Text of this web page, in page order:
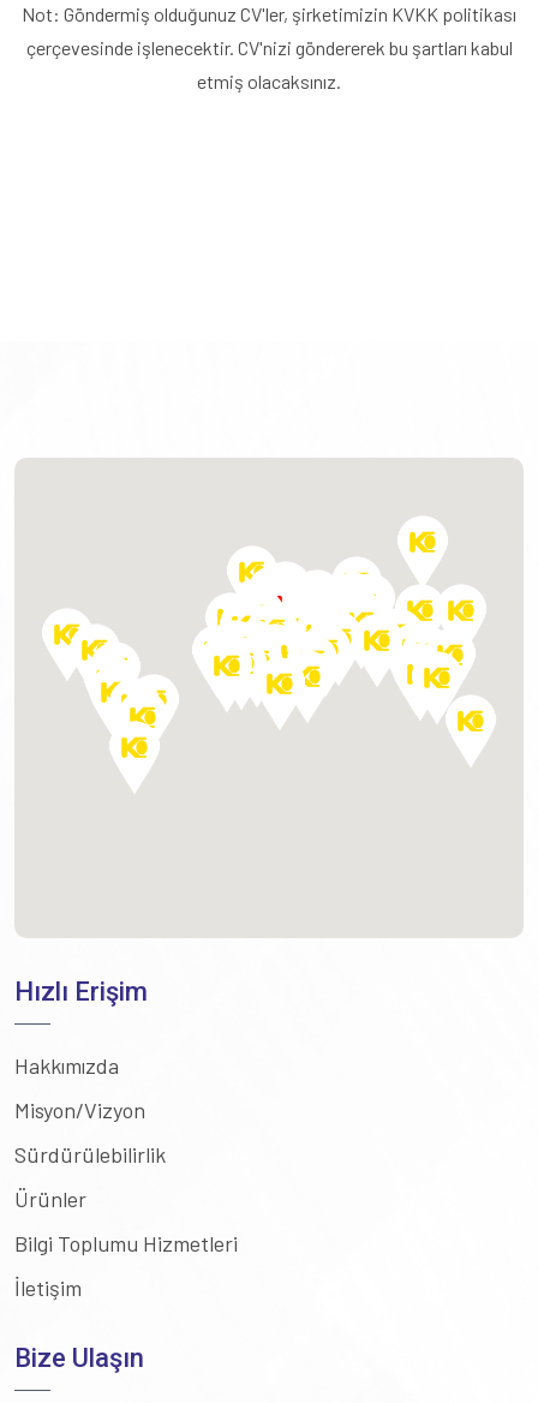
Not: Göndermiş olduğunuz CV'ler, şirketimizin KVKK politikası
çerçevesinde işlenecektir. CV'nizi göndererek bu şartları kabul
etmiş olacaksınız.
Hızlı Erişim
Hakkımızda
Misyon/Vizyon
Sürdürülebilirlik
Ürünler
Bilgi Toplumu Hizmetleri
İletişim
Bize Ulaşın